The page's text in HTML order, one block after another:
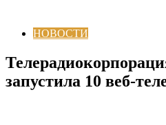
НОВОСТИ
запустила 10 веб-